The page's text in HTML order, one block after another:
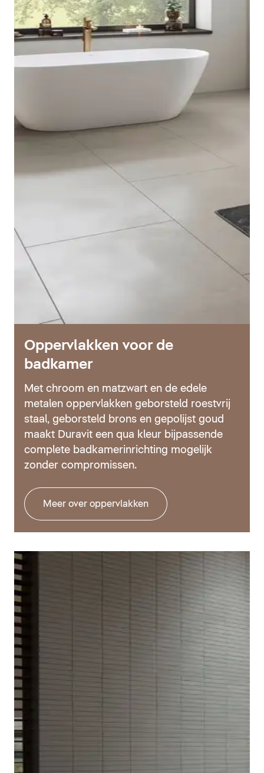
Oppervlakken voor de
badkamer
Met chroom en matzwart en de edele
metalen oppervlakken geborsteld roestvrij
staal, geborsteld brons en gepolijst goud
maakt Duravit een qua kleur bijpassende
complete badkamerinrichting mogelijk
zonder compromissen.
Meer over oppervlakken